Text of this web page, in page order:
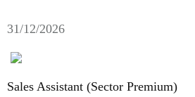
31/12/2026
Sales Assistant (Sector Premium)